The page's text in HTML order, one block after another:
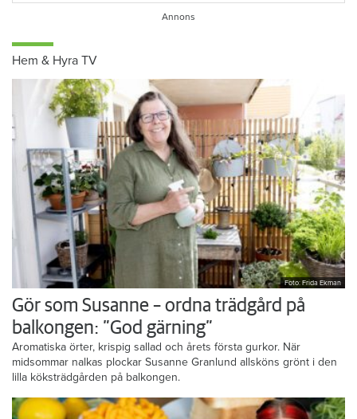
Hem & Hyra TV
Foto: Frida Ekman
Gör som Susanne – ordna trädgård på
balkongen: ”God gärning”
Aromatiska örter, krispig sallad och årets första gurkor. När
midsommar nalkas plockar Susanne Granlund allsköns grönt i den
lilla köksträdgården på balkongen.